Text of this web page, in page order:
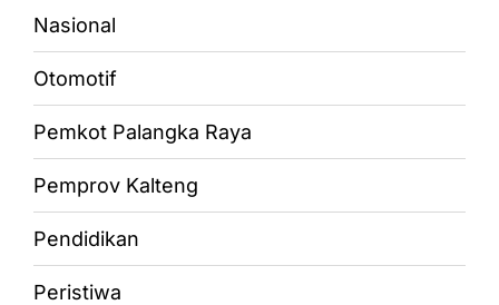
Nasional
Otomotif
Pemkot Palangka Raya
Pemprov Kalteng
Pendidikan
Peristiwa